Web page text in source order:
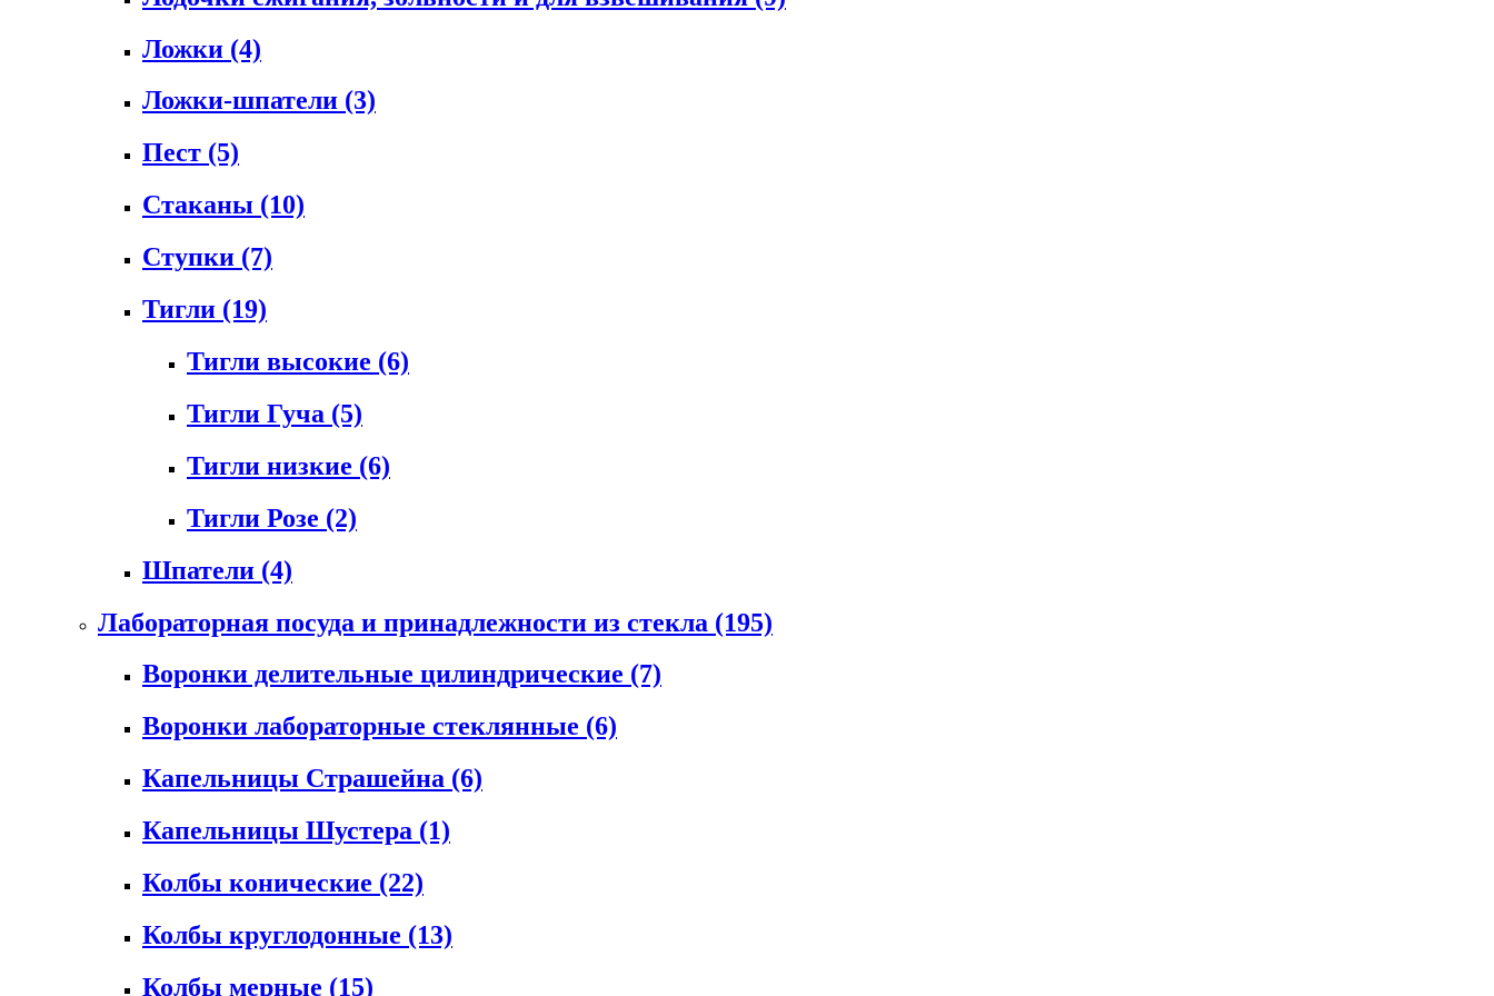
Ложки (4)
Ложки-шпатели (3)
Пест (5)
Стаканы (10)
Ступки (7)
Тигли (19)
Тигли высокие (6)
Тигли Гуча (5)
Тигли низкие (6)
Тигли Розе (2)
Шпатели (4)
Лабораторная посуда и принадлежности из стекла (195)
Воронки делительные цилиндрические (7)
Воронки лабораторные стеклянные (6)
Капельницы Страшейна (6)
Капельницы Шустера (1)
Колбы конические (22)
Колбы круглодонные (13)
Колбы мерные (15)